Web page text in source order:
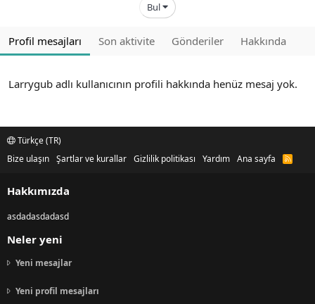
Bul
Profil mesajları Son aktivite Gönderiler Hakkında
Larrygub adlı kullanıcının profili hakkında henüz mesaj yok.
Türkçe (TR)
Bize ulaşın Şartlar ve kurallar Gizlilik politikası Yardım Ana sayfa
R
Hakkımızda
asdadasdadasd
Neler yeni
Yeni mesajlar
Yeni profil mesajları